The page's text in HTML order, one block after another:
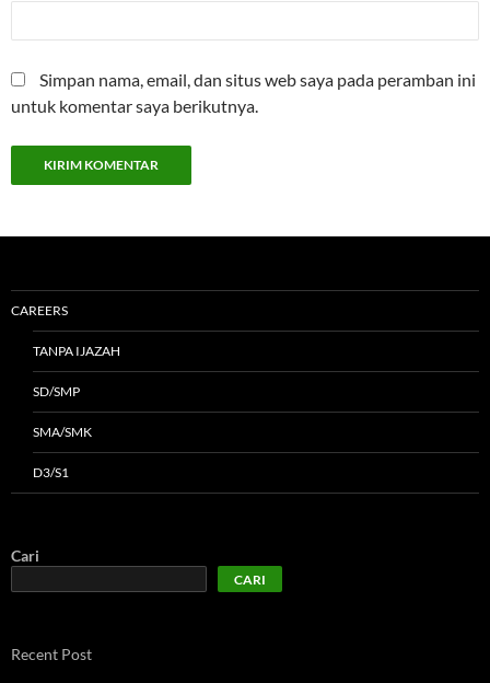
Simpan nama, email, dan situs web saya pada peramban ini
untuk komentar saya berikutnya.
CAREERS
TANPA IJAZAH
SD/SMP
SMA/SMK
D3/S1
Cari
CARI
Recent Post